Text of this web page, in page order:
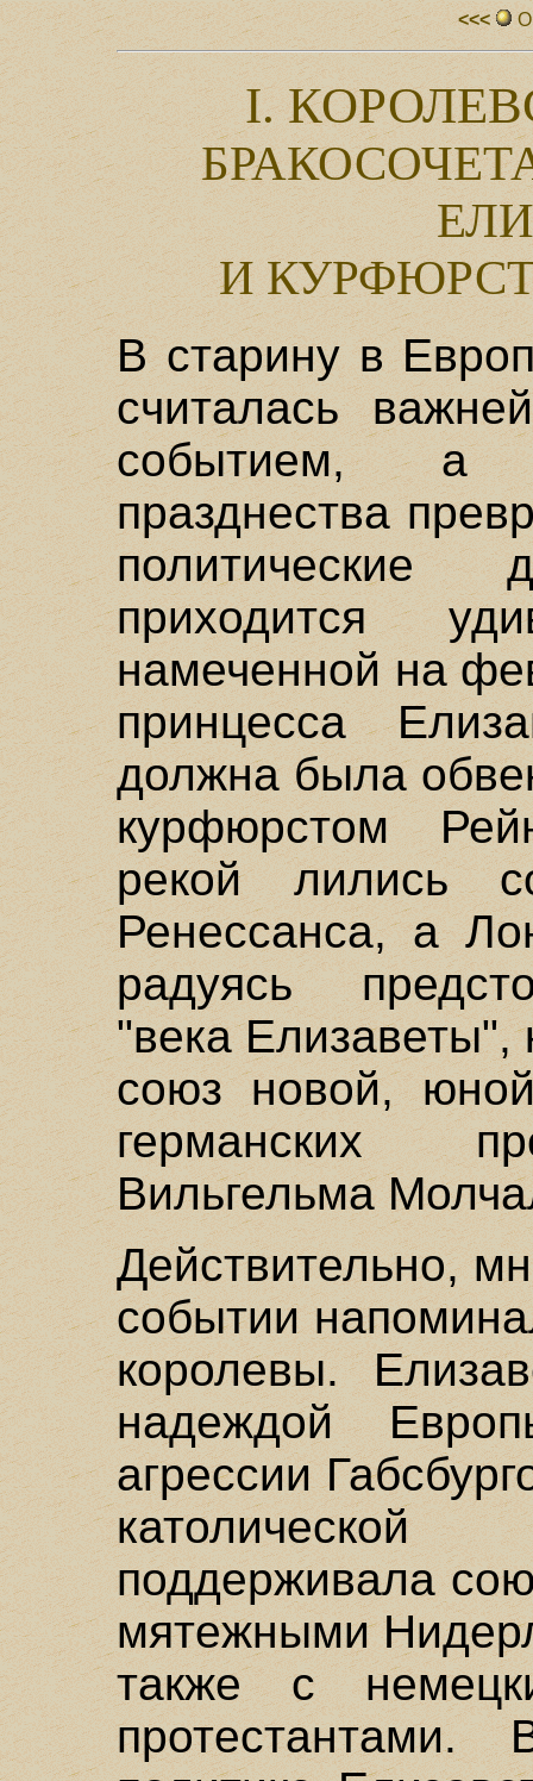
<<<
I.
И
В старину в
считалась
событием, а
празднества
приходится
намеченной на
принцесса
должна была
курфюрстом
рекой лились
Ренессанса, а
радуясь
"века Елизаветы",
союз новой,
германских
Вильгельма
Действительно,
событии
королевы.
надеждой
агрессии
поддерживала
мятежными
также с
протестантами.